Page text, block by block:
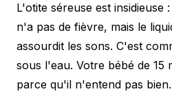
L'otite séreuse est
n'a pas de fièvre, mais le
assourdit les sons. C'est
sous l'eau. Votre bébé de 15
parce qu'il n'entend pas